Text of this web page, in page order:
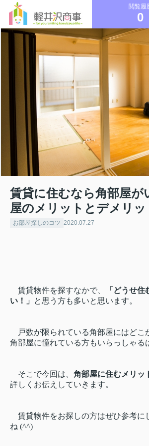
閲覧履
0
賃貸に住むなら角部屋が
屋のメリットとデメリッ
お部屋探しのコツ 2020.07.27
賃貸物件を探すなかで、
「どうせ
い！」 と思う方も多いと思います。
戸数が限られている角部屋にはどこ
角部屋に憧れている方もいらっしゃる
そこで今回は、 角部屋に住むメリッ
詳しくお伝えしていきます。
賃貸物件をお探しの方はぜひ参考に
ね (^^)